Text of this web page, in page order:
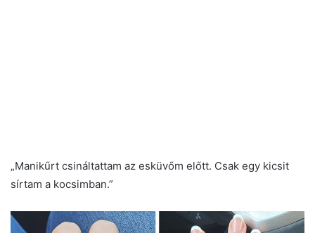
„Manikűrt csináltattam az esküvőm előtt. Csak egy kicsit
sírtam a kocsimban.”